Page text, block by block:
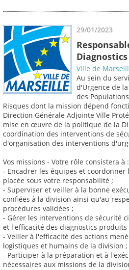
29/01/2023
Ville de
Au sein du
d'Urgence de
des
Risques dont la mission dépend
Direction Générale Adjointe Ville
mise en œuvre de la politique de la
coordination des interventions de
d'organisation des interventions
Vos missions - Votre rôle consistera à :
- Encadrer les équipes et
placée sous votre responsabilité ;
- Superviser et veiller à la bonne
confiées à la division ainsi qu'au
procédures validées ;
- Gérer les interventions de sécurité
et l'efficacité des diagnostics produits
- Veiller à l'efficacité des actions
logistiques et humains de la division ;
- Participer à la préparation et à
nécessaires aux missions de la